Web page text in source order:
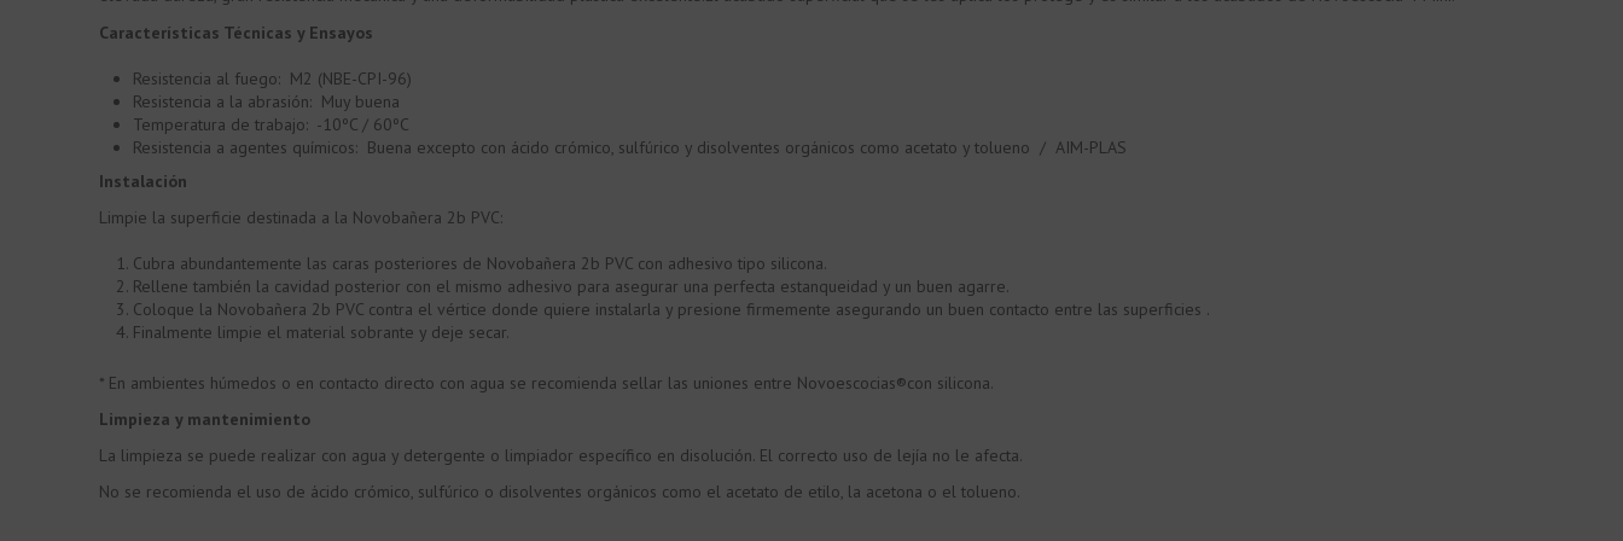
Características Técnicas y Ensayos
Resistencia al fuego: M2 (NBE-CPI-96)
Resistencia a la abrasión: Muy buena
Temperatura de trabajo: -10ºC / 60ºC
Resistencia a agentes químicos: Buena excepto con ácido crómico, sulfúrico y disolventes orgánicos como acetato y tolueno / AIM-PLAS
Instalación
Limpie la superficie destinada a la Novobañera 2b PVC:
Cubra abundantemente las caras posteriores de Novobañera 2b PVC con adhesivo tipo silicona.
Rellene también la cavidad posterior con el mismo adhesivo para asegurar una perfecta estanqueidad y un buen agarre.
Coloque la Novobañera 2b PVC contra el vértice donde quiere instalarla y presione firmemente asegurando un buen contacto entre las superficies .
Finalmente limpie el material sobrante y deje secar.
* En ambientes húmedos o en contacto directo con agua se recomienda sellar las uniones entre Novoescocias®con silicona.
Limpieza y mantenimiento
La limpieza se puede realizar con agua y detergente o limpiador específico en disolución. El correcto uso de lejía no le afecta.
No se recomienda el uso de ácido crómico, sulfúrico o disolventes orgánicos como el acetato de etilo, la acetona o el tolueno.